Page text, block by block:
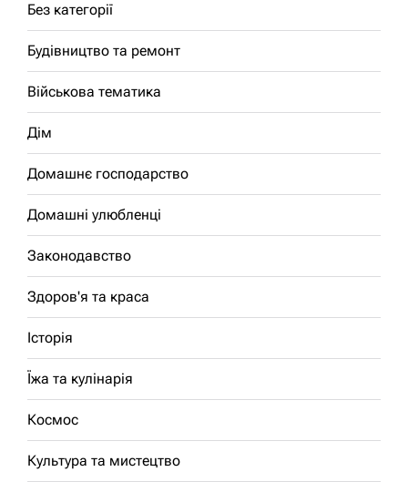
Без категорії
Будівництво та ремонт
Військова тематика
Дім
Домашнє господарство
Домашні улюбленці
Законодавство
Здоров'я та краса
Історія
Їжа та кулінарія
Космос
Культура та мистецтво